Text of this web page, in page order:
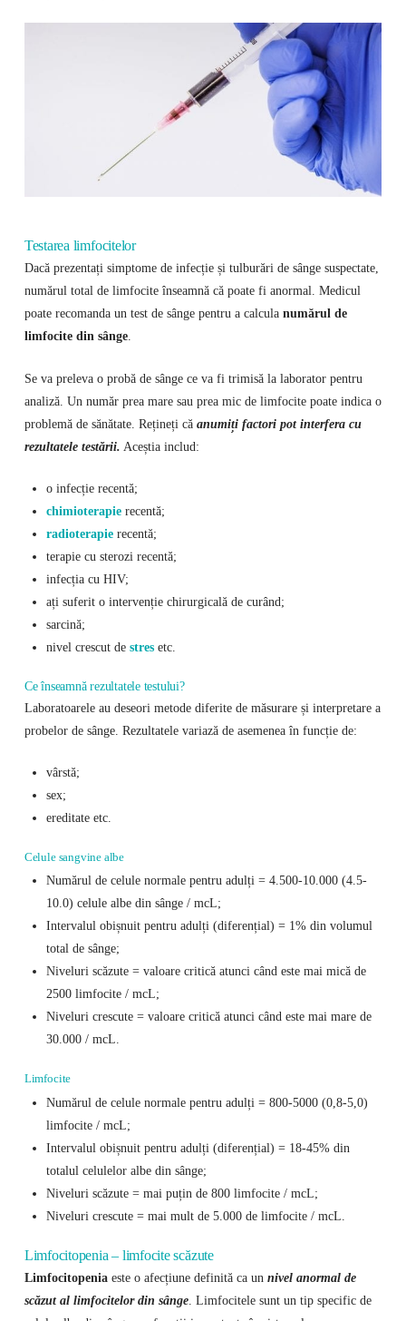
Testarea limfocitelor
Dacă prezentați simptome de infecție și tulburări de sânge suspectate,
numărul total de limfocite înseamnă că poate fi anormal. Medicul
poate recomanda un test de sânge pentru a calcula numărul de
limfocite din sânge.
Se va preleva o probă de sânge ce va fi trimisă la laborator pentru
analiză. Un număr prea mare sau prea mic de limfocite poate indica o
problemă de sănătate. Rețineți că anumiți factori pot interfera cu
rezultatele testării. Aceștia includ:
o infecție recentă;
chimioterapie recentă;
radioterapie recentă;
terapie cu sterozi recentă;
infecția cu HIV;
ați suferit o intervenție chirurgicală de curând;
sarcină;
nivel crescut de stres etc.
Ce înseamnă rezultatele testului?
Laboratoarele au deseori metode diferite de măsurare și interpretare a
probelor de sânge. Rezultatele variază de asemenea în funcție de:
vârstă;
sex;
ereditate etc.
Celule sangvine albe
Numărul de celule normale pentru adulți = 4.500-10.000 (4.5-
10.0) celule albe din sânge / mcL;
Intervalul obișnuit pentru adulți (diferențial) = 1% din volumul
total de sânge;
Niveluri scăzute = valoare critică atunci când este mai mică de
2500 limfocite / mcL;
Niveluri crescute = valoare critică atunci când este mai mare de
30.000 / mcL.
Limfocite
Numărul de celule normale pentru adulți = 800-5000 (0,8-5,0)
limfocite / mcL;
Intervalul obișnuit pentru adulți (diferențial) = 18-45% din
totalul celulelor albe din sânge;
Niveluri scăzute = mai puțin de 800 limfocite / mcL;
Niveluri crescute = mai mult de 5.000 de limfocite / mcL.
Limfocitopenia – limfocite scăzute
Limfocitopeniaeste o afecțiune definită ca un nivel anormal de
scăzut al limfocitelor din sânge. Limfocitele sunt un tip specific de